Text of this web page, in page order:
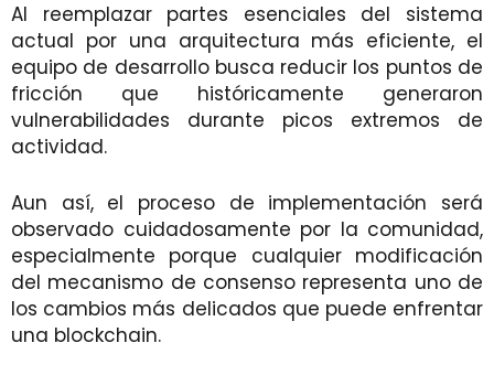
Al reemplazar partes esenciales del sistema
actual por una arquitectura más eficiente, el
equipo de desarrollo busca reducir los puntos de
fricción que históricamente generaron
vulnerabilidades durante picos extremos de
actividad.
Aun así, el proceso de implementación será
observado cuidadosamente por la comunidad,
especialmente porque cualquier modificación
del mecanismo de consenso representa uno de
los cambios más delicados que puede enfrentar
una blockchain.